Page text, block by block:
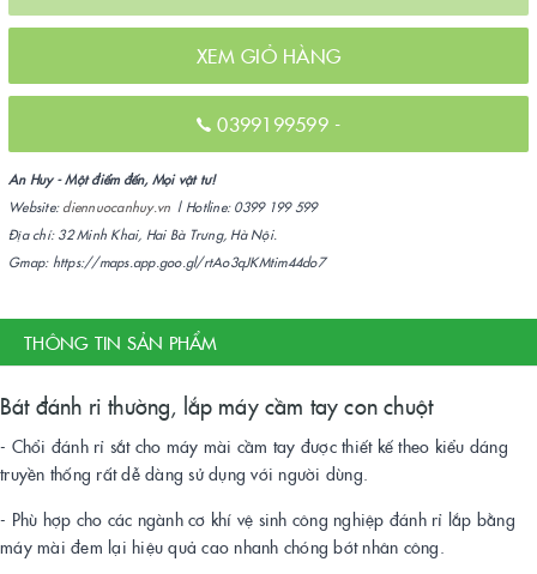
XEM GIỎ HÀNG
0399199599 -
An Huy - Một điểm đến, Mọi vật tư!
Website: diennuocanhuy.vn | Hotline: 0399 199 599
Địa chỉ: 32 Minh Khai, Hai Bà Trưng, Hà Nội.
Gmap: https://maps.app.goo.gl/rtAo3qJKMtim44do7
THÔNG TIN SẢN PHẨM
Bát đánh ri thường, lắp máy cầm tay con chuột
- Chổi đánh rỉ sắt cho máy mài cầm tay được thiết kế theo kiểu dáng
truyền thống rất dễ dàng sử dụng với người dùng.
- Phù hợp cho các ngành cơ khí vệ sinh công nghiệp đánh rỉ lắp bằng
máy mài đem lại hiệu quả cao nhanh chóng bớt nhân công.